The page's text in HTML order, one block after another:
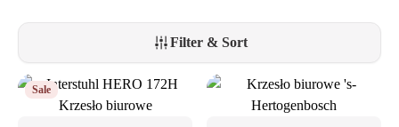
W Offeco znajdziesz szeroki wybór krzeseł biurowych
renomowanych marek i w różnych przedziałach cenowych. Niezależnie
od tego, czy urządzasz biuro w domu, czy szukasz krzeseł biurowych
do biura, nasze krzesła certyfikowane zgodnie z normąNEN-1335
Filter & Sort
Sale